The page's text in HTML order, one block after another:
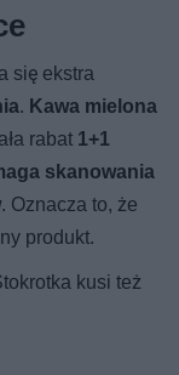
się ekstra
. Kawa mielona
rabat 1+1
skanowania
. Oznacza to, że
produkt.
kusi też